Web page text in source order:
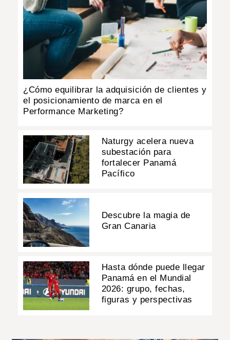
¿Cómo equilibrar la adquisición de clientes y
el posicionamiento de marca en el
Performance Marketing?
Naturgy acelera nueva
subestación para
fortalecer Panamá
Pacífico
Descubre la magia de
Gran Canaria
Hasta dónde puede llegar
Panamá en el Mundial
2026: grupo, fechas,
figuras y perspectivas